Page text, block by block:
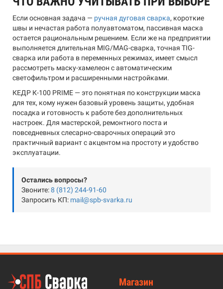
Если основная задача — ручная дуговая сварка, короткие
швы и нечастая работа полуавтоматом, пассивная маска
остается рациональным решением. Если же на предприятии
выполняется длительная MIG/MAG-сварка, точная TIG-
сварка или работа в переменных режимах, имеет смысл
рассмотреть маску-хамелеон с автоматическим
светофильтром и расширенными настройками.
КЕДР К-100 PRIME — это понятная по конструкции маска
для тех, кому нужен базовый уровень защиты, удобная
посадка и готовность к работе без дополнительных
настроек. Для мастерской, ремонтного поста и
повседневных слесарно-сварочных операций это
практичный вариант с акцентом на простоту и удобство
эксплуатации.
Остались вопросы?
Звоните:8 (812) 244-91-60
Запросить КП: mail@spb-svarka.ru
Магазин